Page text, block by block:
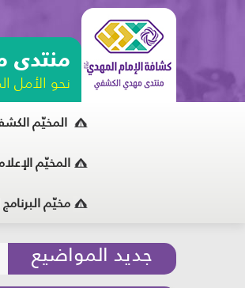
نحو الأمل
المخيّم
المخيّم
مخيّم
جديد المواضيع